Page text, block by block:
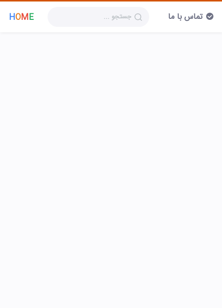
HOME تماس با ما